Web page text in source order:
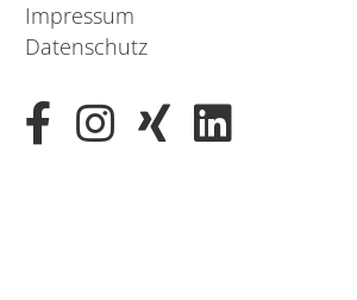
Impressum
Datenschutz